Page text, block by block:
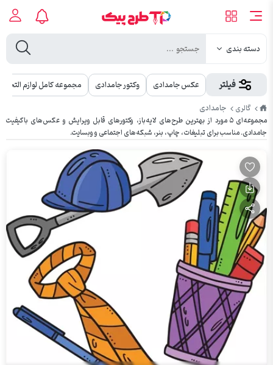
دسته بندی
فیلتر عکس جامدادی وکتور جامدادی
مجموعه کامل لوازم التحریر
طرح
پیک
گالری جامدادی
مجموعه‌ای ۵ مورد از بهترین طرح‌های لایه‌باز، وکتورهای قابل ویرایش و عکس‌های باکیفیت
جامدادی. مناسب برای تبلیغات، چاپ، بنر، شبکه‌های اجتماعی و وبسایت.